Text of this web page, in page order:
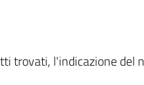
trovati, l'indicazione del